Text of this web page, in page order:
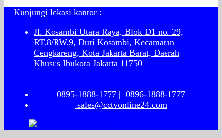
Kunjungi lokasi kantor :
Jl. Kosambi Utara Raya, Blok D1 no. 29,
RT.8/RW.9, Duri Kosambi, Kecamatan
Cengkareng, Kota Jakarta Barat, Daerah
Khusus Ibukota Jakarta 11750
0895-1888-1777| 0896-1888-1777
sales@cctvonline24.com